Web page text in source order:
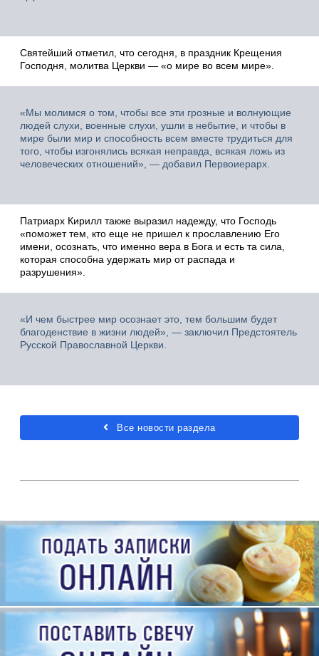
Святейший отметил, что сегодня, в праздник Крещения
Господня, молитва Церкви — «о мире во всем мире».
«Мы молимся о том, чтобы все эти грозные и волнующие
людей слухи, военные слухи, ушли в небытие, и чтобы в
мире были мир и способность всем вместе трудиться для
того, чтобы изгонялись всякая неправда, всякая ложь из
человеческих отношений», — добавил Первоиерарх.
Патриарх Кирилл также выразил надежду, что Господь
«поможет тем, кто еще не пришел к прославлению Его
имени, осознать, что именно вера в Бога и есть та сила,
которая способна удержать мир от распада и
разрушения».
«И чем быстрее мир осознает это, тем большим будет
благоденствие в жизни людей», — заключил Предстоятель
Русской Православной Церкви.
Все новости раздела